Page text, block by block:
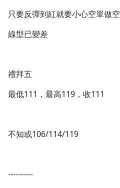
只要反彈到紅就要小心空單做空
線型已變差
禮拜五
最低111，最高119，收111
不知或106/114/119
----------